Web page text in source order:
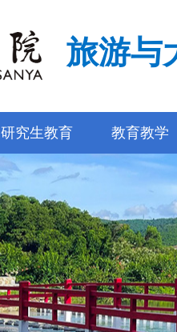
旅游与
研究生教育 教育教学